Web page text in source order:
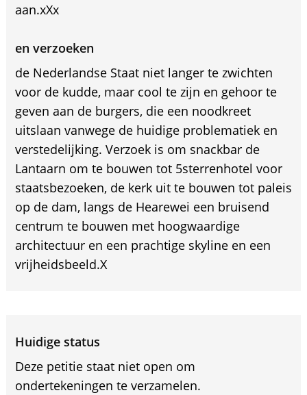
aan.xXx
en verzoeken
de Nederlandse Staat niet langer te zwichten
voor de kudde, maar cool te zijn en gehoor te
geven aan de burgers, die een noodkreet
uitslaan vanwege de huidige problematiek en
verstedelijking. Verzoek is om snackbar de
Lantaarn om te bouwen tot 5sterrenhotel voor
staatsbezoeken, de kerk uit te bouwen tot paleis
op de dam, langs de Hearewei een bruisend
centrum te bouwen met hoogwaardige
architectuur en een prachtige skyline en een
vrijheidsbeeld.X
Huidige status
Deze petitie staat niet open om
ondertekeningen te verzamelen.